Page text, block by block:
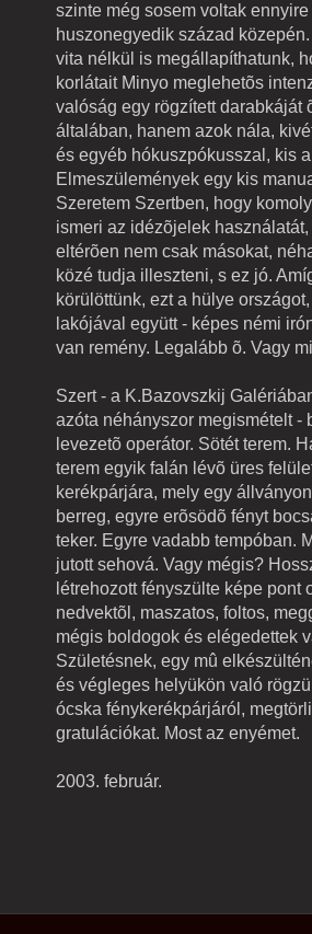
szinte még sosem voltak
huszonegyedik század
vita nélkül is megállapíthatunk,
korlátait Minyo meglehetõs
valóság egy rögzített darabkáját
általában, hanem azok nála,
és egyéb hókuszpókusszal, kis
Elmeszülemények egy kis
Szeretem Szertben, hogy
ismeri az idézõjelek
eltérõen nem csak másokat,
közé tudja illeszteni, s ez jó.
körülöttünk, ezt a hülye
lakójával együtt - képes némi
van remény. Legalább õ. Vagy
Szert - a K.Bazovszkij
azóta néhányszor megismételt
levezetõ operátor. Sötét terem.
terem egyik falán lévõ üres
kerékpárjára, mely egy
berreg, egyre erõsödõ fényt
teker. Egyre vadabb tempóban.
jutott sehová. Vagy mégis?
létrehozott fényszülte képe
nedvektõl, maszatos, foltos,
mégis boldogok és elégedettek
Születésnek, egy mû
és végleges helyükön való
ócska fénykerékpárjáról,
gratulációkat. Most az enyémet.
2003. február.